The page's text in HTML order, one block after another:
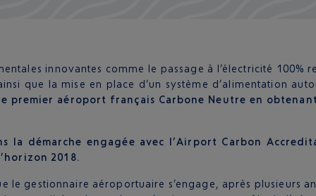
innovantes comme le passage à l’électricité
que la mise en place d’un système d’alimentation
premier aéroport français Carbone Neutre en
la démarche engagée avec l’Airport Carbon
2018.
le gestionnaire aéroportuaire s’engage, après plusieurs